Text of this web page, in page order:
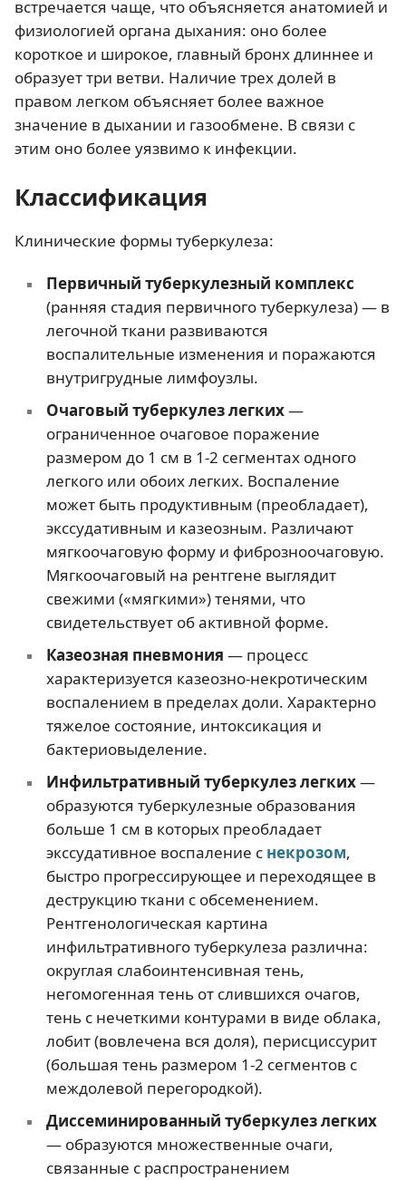
встречается чаще, что объясняется анатомией и
физиологией органа дыхания: оно более
короткое и широкое, главный бронх длиннее и
образует три ветви. Наличие трех долей в
правом легком объясняет более важное
значение в дыхании и газообмене. В связи с
этим оно более уязвимо к инфекции.
Классификация
Клинические формы туберкулеза:
Первичный туберкулезный комплекс
(ранняя стадия первичного туберкулеза) — в
легочной ткани развиваются
воспалительные изменения и поражаются
внутригрудные лимфоузлы.
Очаговый туберкулез легких—
ограниченное очаговое поражение
размером до 1 см в 1-2 сегментах одного
легкого или обоих легких. Воспаление
может быть продуктивным (преобладает),
экссудативным и казеозным. Различают
мягкоочаговую форму и фиброзноочаговую.
Мягкоочаговый на рентгене выглядит
свежими («мягкими») тенями, что
свидетельствует об активной форме.
Казеозная пневмония — процесс
характеризуется казеозно-некротическим
воспалением в пределах доли. Характерно
тяжелое состояние, интоксикация и
бактериовыделение.
Инфильтративный туберкулез легких—
образуются туберкулезные образования
больше 1 см в которых преобладает
экссудативное воспаление с некрозом,
быстро прогрессирующее и переходящее в
деструкцию ткани с обсеменением.
Рентгенологическая картина
инфильтративного туберкулеза различна:
округлая слабоинтенсивная тень,
негомогенная тень от слившихся очагов,
тень с нечеткими контурами в виде облака,
лобит (вовлечена вся доля), перисциссурит
(большая тень размером 1-2 сегментов с
междолевой перегородкой).
Диссеминированный туберкулез легких
— образуются множественные очаги,
связанные с распространением